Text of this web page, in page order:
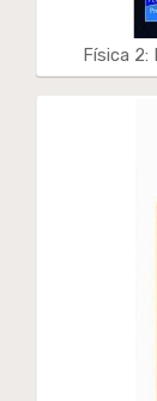
Física 2: